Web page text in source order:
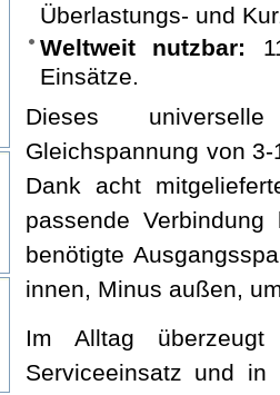
Überlastungs- und
Weltweit nutzbar:
Einsätze.
Dieses
Gleichspannung von
Dank acht
passende
benötigte
innen, Minus außen,
Im Alltag
Serviceeinsatz und in